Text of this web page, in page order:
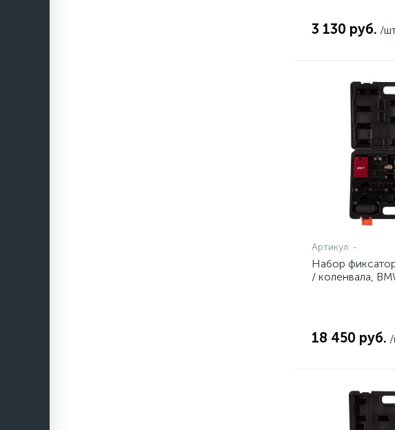
3 130 руб. /
Артикул: -
Набор
/ коленвала,
18 450 руб.